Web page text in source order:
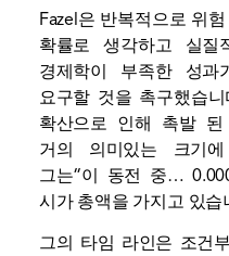
Fazel은 반복적으로 위
확률로 생각하고 실
경제학이 부족한 성과
요구할 것을 촉구했습
확산으로 인해 촉발
거의 의미있는 크기
그는“이 동전 중…
시가 총액을 가지고 있습
그의 타임 라인은 조건